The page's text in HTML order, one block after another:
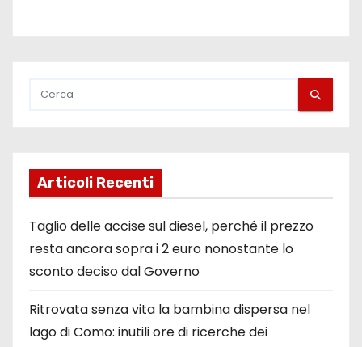
Articoli Recenti
Taglio delle accise sul diesel, perché il prezzo
resta ancora sopra i 2 euro nonostante lo
sconto deciso dal Governo
Ritrovata senza vita la bambina dispersa nel
lago di Como: inutili ore di ricerche dei